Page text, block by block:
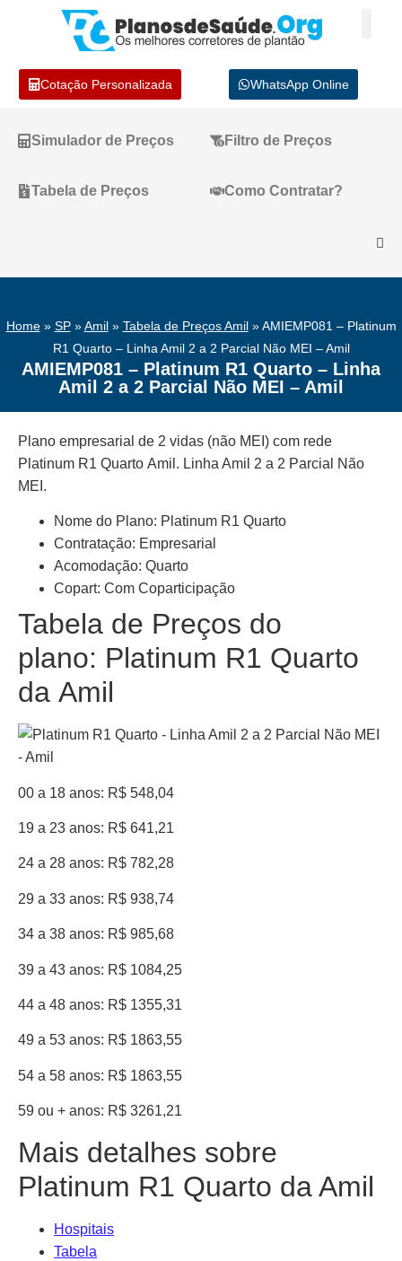
Cotação Personalizada WhatsApp Online
Simulador de Preços Filtro de Preços
Tabela de Preços Como Contratar?
Home» SP» Amil » Tabela de Preços Amil » AMIEMP081 – Platinum
R1 Quarto – Linha Amil 2 a 2 Parcial Não MEI – Amil
AMIEMP081 – Platinum R1 Quarto – Linha
Amil 2 a 2 Parcial Não MEI – Amil
Plano empresarial de 2 vidas (não MEI) com rede
Platinum R1 Quarto Amil. Linha Amil 2 a 2 Parcial Não
MEI.
Nome do Plano: Platinum R1 Quarto
Contratação: Empresarial
Acomodação: Quarto
Copart: Com Coparticipação
Tabela de Preços do
plano: Platinum R1 Quarto
da Amil
00 a 18 anos: R$ 548,04
19 a 23 anos: R$ 641,21
24 a 28 anos: R$ 782,28
29 a 33 anos: R$ 938,74
34 a 38 anos: R$ 985,68
39 a 43 anos: R$ 1084,25
44 a 48 anos: R$ 1355,31
49 a 53 anos: R$ 1863,55
54 a 58 anos: R$ 1863,55
59 ou + anos: R$ 3261,21
Mais detalhes sobre
Platinum R1 Quarto da Amil
Hospitais
Tabela